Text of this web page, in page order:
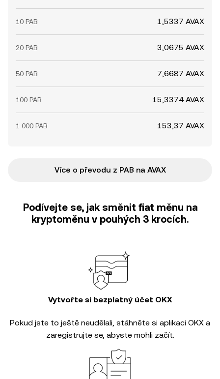
10 PAB 1,5337 AVAX
20 PAB 3,0675 AVAX
50 PAB 7,6687 AVAX
100 PAB 15,3374 AVAX
1 000 PAB 153,37 AVAX
Více o převodu z PAB na AVAX
Podívejte se, jak směnit fiat měnu na
kryptoměnu v pouhých 3 krocích.
Vytvořte si bezplatný účet OKX
Pokud jste to ještě neudělali, stáhněte si aplikaci OKX a
zaregistrujte se, abyste mohli začít.